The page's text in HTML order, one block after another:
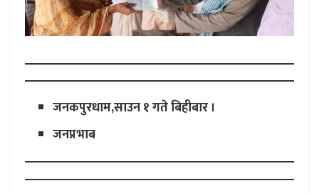
जनकपुरधाम,साउन १ गते बिहीबार ।
जनप्रभाब